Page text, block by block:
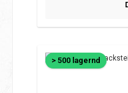
> 500 lagernd